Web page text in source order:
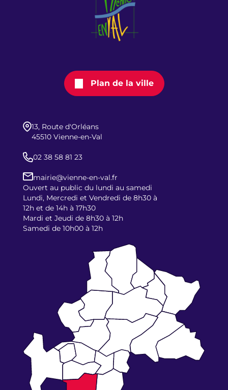
Plan de la ville
13, Route d'Orléans
45510 Vienne-en-Val
02 38 58 81 23
mairie@vienne-en-val.fr
Ouvert au public du lundi au samedi
Lundi, Mercredi et Vendredi de 8h30 à
12h et de 14h à 17h30
Mardi et Jeudi de 8h30 à 12h
Samedi de 10h00 à 12h